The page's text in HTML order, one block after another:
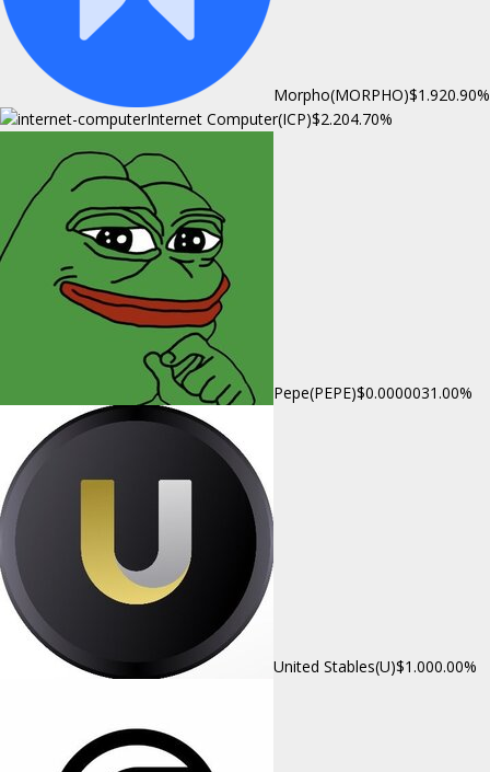
Morpho(MORPHO)$1.920.90%
Internet Computer(ICP)$2.204.70%
Pepe(PEPE)$0.0000031.00%
United Stables(U)$1.000.00%